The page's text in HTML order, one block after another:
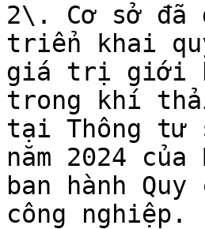
2\. Cơ sở đã
triển khai
giá trị giới
trong khí
tại Thông tư
năm 2024
ban hành
công nghiệp.